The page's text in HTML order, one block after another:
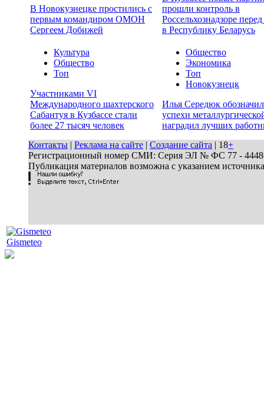
В Новокузнецке простились с
первым командиром ОМОН
Сергеем Добижей
прошли контроль в
Россельхознадзоре
в Республику Беларусь
Культура
Общество
Топ
Участниками VI
Международного шахтерского
Сабантуя в Кузбассе стали
более 27 тысяч человек
Общество
Экономика
Топ
Новокузнецк
Илья Середюк
успехи
наградил лучших
Контакты | Реклама на сайте | Создание сайта | 18+
Регистрационный номер СМИ: Серия ЭЛ № ФС 77 - 44486
Публикация материалов возможна с указанием
Gismeteo